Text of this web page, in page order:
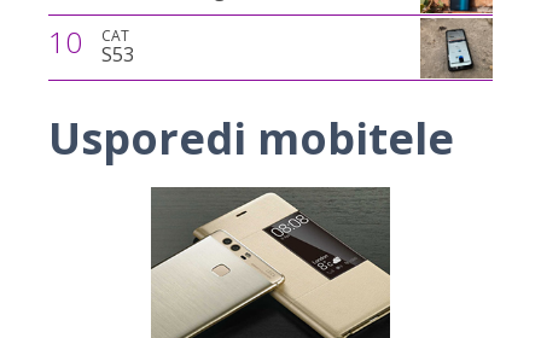
10 CAT
S53
Usporedi mobitele